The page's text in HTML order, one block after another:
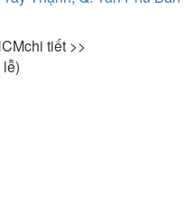
chi tiết >>
lễ)